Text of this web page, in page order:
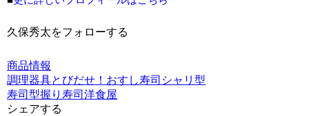
久保秀太をフォローする
商品情報
調理器具とびだせ！おすし寿司 シャリ型
寿司型握り寿司洋食屋
シェアする